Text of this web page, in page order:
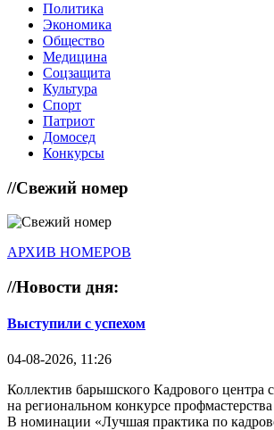
Политика
Экономика
Общество
Медицина
Соцзащита
Культура
Спорт
Патриот
Домосед
Конкурсы
//Свежий номер
АРХИВ НОМЕРОВ
//Новости дня:
Выступили с успехом
04-08-2026, 11:26
Коллектив барышского Кадрового центра
на региональном конкурсе профмастерства
В номинации «Лучшая практика по